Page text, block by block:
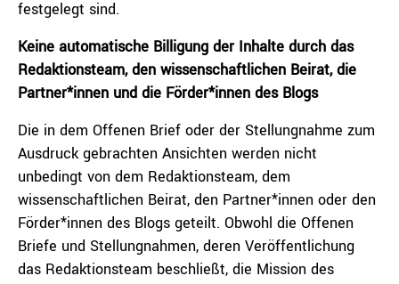
festgelegt sind.
Keine automatische Billigung der Inhalte durch das
Redaktionsteam, den wissenschaftlichen Beirat, die
Partner*innen und die Förder*innen des Blogs
Die in dem Offenen Brief oder der Stellungnahme zum
Ausdruck gebrachten Ansichten werden nicht
unbedingt von dem Redaktionsteam, dem
wissenschaftlichen Beirat, den Partner*innen oder den
Förder*innen des Blogs geteilt. Obwohl die Offenen
Briefe und Stellungnahmen, deren Veröffentlichung
das Redaktionsteam beschließt, die Mission des